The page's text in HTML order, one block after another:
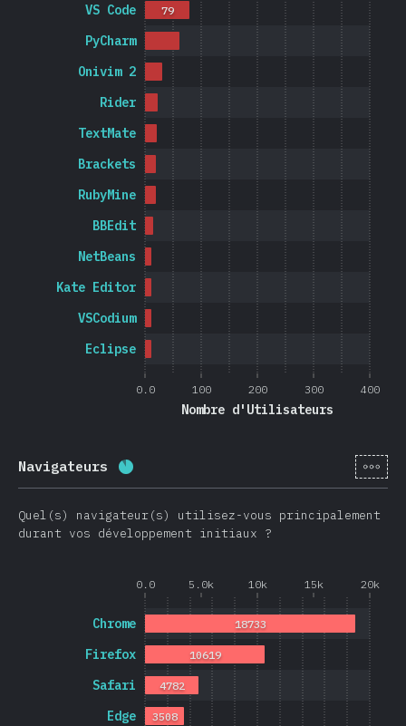
0.0 100 200 300 400
Nombre d'Utilisateurs
Eclipse
VSCodium
Kate Editor
NetBeans
BBEdit
RubyMine
Brackets
TextMate
Rider
Onivim 2
PyCharm
VS Code 79
Navigateurs Progression: [fr-
Quel(s) navigateur(s) utilisez-vous principalement
durant vos développement initiaux ?
0.0 5.0k 10k 15k 20k
Edge
Safari
Firefox
Chrome
3508
4782
10619
18733